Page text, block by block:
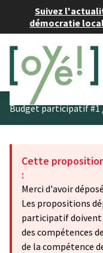
Suivez
démocratie
Budget participatif #1
Cette
:
Merci d'avoir
Les propositions
participatif doivent
des compétences
de la compétence